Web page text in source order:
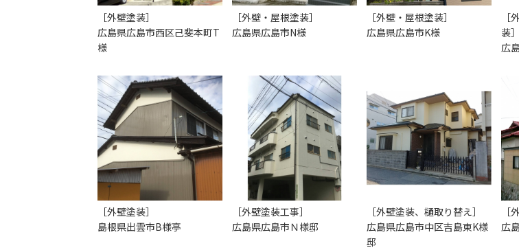
［外壁塗装］
広島県広島市西区己斐本町T
様
［外壁・屋根塗装］
広島県広島市N様
［外壁・屋根塗装］
広島県広島市K様
装］
広
［外壁塗装］
島根県出雲市B様亭
［外壁塗装工事］
広島県広島市Ｎ様邸
［外壁塗装、樋取り替え］
広島県広島市中区吉島東K様
邸
［
広